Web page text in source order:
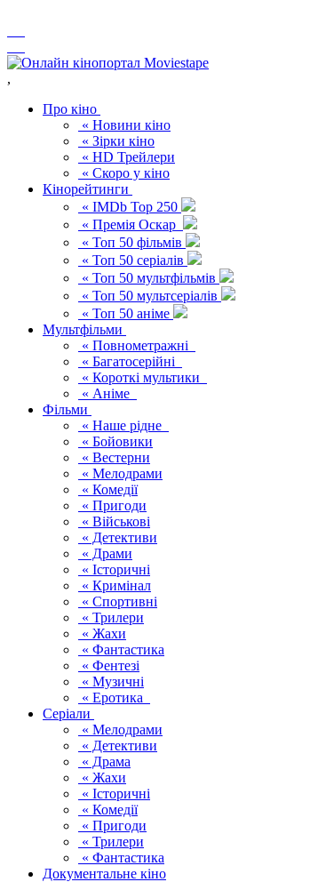
,
Про кіно
« Новини кіно
« Зірки кіно
« HD Трейлери
« Скоро у кіно
Кінорейтинги
« IMDb Top 250
« Премія Оскар
« Топ 50 фільмів
« Топ 50 серіалів
« Топ 50 мультфільмів
« Топ 50 мультсеріалів
« Топ 50 аніме
Мультфільми
« Повнометражні
« Багатосерійні
« Короткі мультики
« Аніме
Фільми
« Наше рідне
« Бойовики
« Вестерни
« Мелодрами
« Комедії
« Пригоди
« Військові
« Детективи
« Драми
« Історичні
« Кримінал
« Спортивні
« Трилери
« Жахи
« Фантастика
« Фентезі
« Музичні
« Еротика
Серіали
« Мелодрами
« Детективи
« Драма
« Жахи
« Історичні
« Комедії
« Пригоди
« Трилери
« Фантастика
Документальне кіно